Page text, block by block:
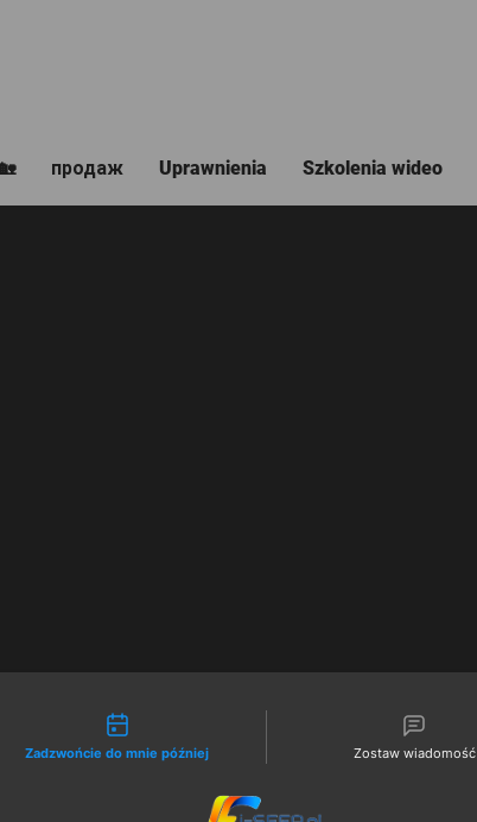
продаж Uprawnienia Szkolenia wideo
kontaktu
Zadzwońcie do mnie później Zostaw wiadomość